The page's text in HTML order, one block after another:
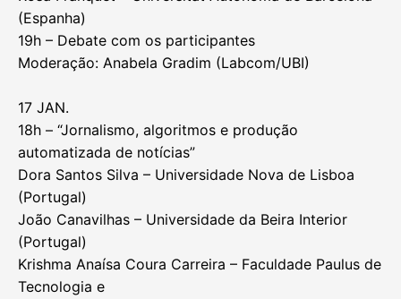
(Espanha)
19h – Debate com os participantes
Moderação: Anabela Gradim (Labcom/UBI)
17 JAN.
18h – “Jornalismo, algoritmos e produção
automatizada de notícias”
Dora Santos Silva – Universidade Nova de Lisboa
(Portugal)
João Canavilhas – Universidade da Beira Interior
(Portugal)
Krishma Anaísa Coura Carreira – Faculdade Paulus de
Tecnologia e